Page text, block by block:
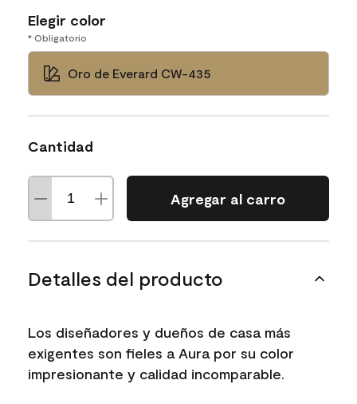
Elegir color
* Obligatorio
Oro de Everard CW-435
Cantidad
Agregar al carro
Detalles del producto
Los diseñadores y dueños de casa más
exigentes son fieles a Aura por su color
impresionante y calidad incomparable.